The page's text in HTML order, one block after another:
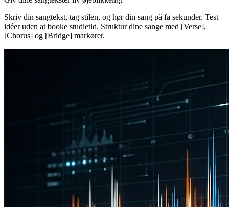
Skriv din sangtekst, tag stilen, og hør din sang på få sekunder. Test
idéer uden at booke studietid. Struktur dine sange med [Verse],
[Chorus] og [Bridge] markører.